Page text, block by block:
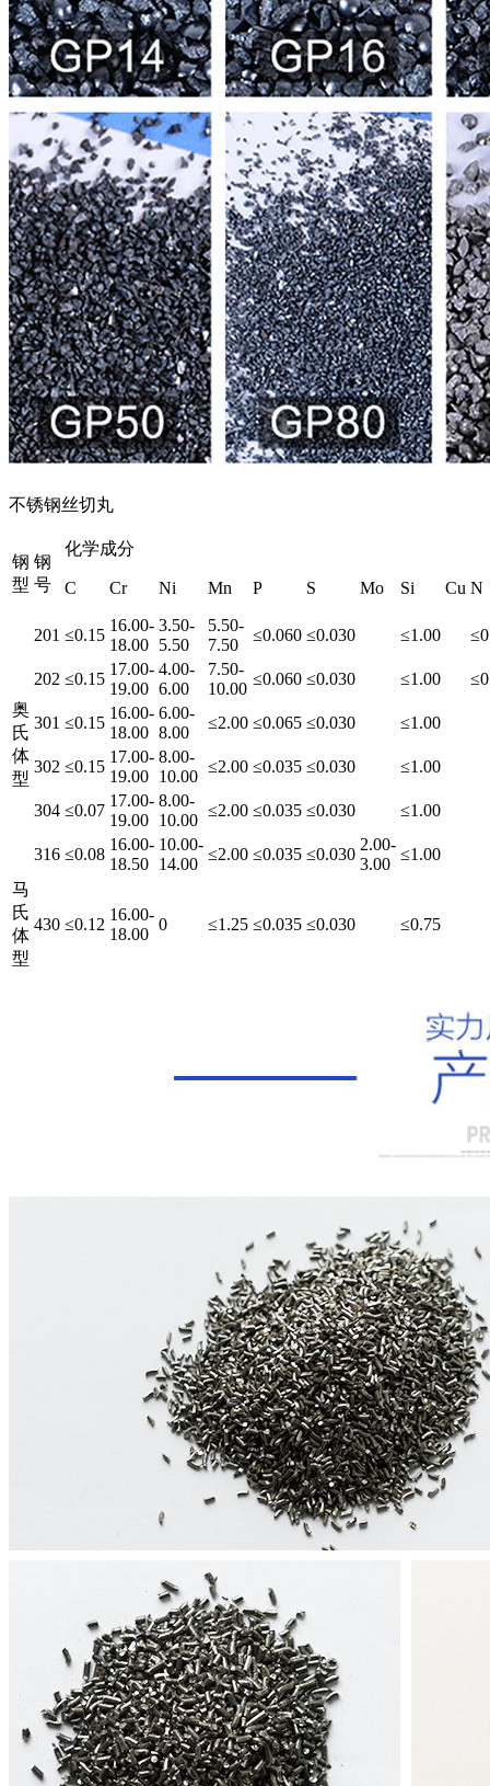
不锈钢丝切丸
钢
型
钢
号
化学成分
C Cr Ni Mn P S Mo Si Cu N
奥
氏
体
型
201 ≤0.15
16.00-
18.00
3.50-
5.50
5.50-
7.50
≤0.060 ≤0.030 ≤1.00
202 ≤0.15
17.00-
19.00
4.00-
6.00
7.50-
10.00
≤0.060 ≤0.030 ≤1.00
301 ≤0.15
16.00-
18.00
6.00-
8.00
≤2.00 ≤0.065 ≤0.030 ≤1.00
302 ≤0.15
17.00-
19.00
8.00-
10.00
≤2.00 ≤0.035 ≤0.030 ≤1.00
304 ≤0.07
17.00-
19.00
8.00-
10.00
≤2.00 ≤0.035 ≤0.030 ≤1.00
316 ≤0.08
16.00-
18.50
10.00-
14.00
≤2.00 ≤0.035 ≤0.030
2.00-
3.00
≤1.00
马
氏
体
型
430 ≤0.12
16.00-
18.00
0 ≤1.25 ≤0.035 ≤0.030 ≤0.75